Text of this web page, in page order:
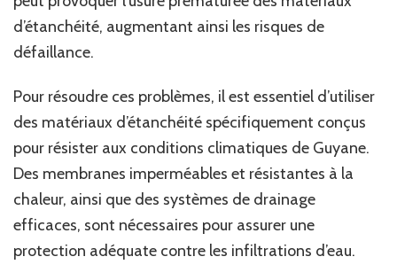
d’étanchéité, augmentant ainsi les risques de
défaillance.
Pour résoudre ces problèmes, il est essentiel d’utiliser
des matériaux d’étanchéité spécifiquement conçus
pour résister aux conditions climatiques de Guyane.
Des membranes imperméables et résistantes à la
chaleur, ainsi que des systèmes de drainage
efficaces, sont nécessaires pour assurer une
protection adéquate contre les infiltrations d’eau.